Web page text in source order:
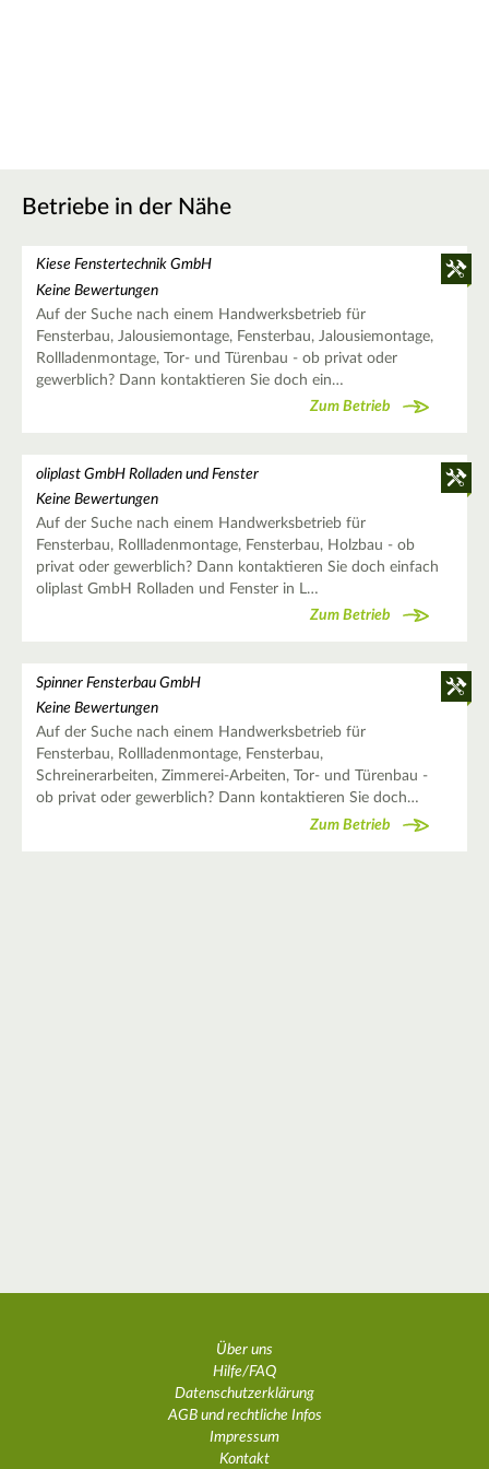
Betriebe in der Nähe
Kiese Fenstertechnik GmbH
Keine Bewertungen
Auf der Suche nach einem Handwerksbetrieb für
Fensterbau, Jalousiemontage, Fensterbau, Jalousiemontage,
Rollladenmontage, Tor- und Türenbau - ob privat oder
gewerblich? Dann kontaktieren Sie doch ein…
Zum Betrieb
oliplast GmbH Rolladen und Fenster
Keine Bewertungen
Auf der Suche nach einem Handwerksbetrieb für
Fensterbau, Rollladenmontage, Fensterbau, Holzbau - ob
privat oder gewerblich? Dann kontaktieren Sie doch einfach
oliplast GmbH Rolladen und Fenster in L…
Zum Betrieb
Spinner Fensterbau GmbH
Keine Bewertungen
Auf der Suche nach einem Handwerksbetrieb für
Fensterbau, Rollladenmontage, Fensterbau,
Schreinerarbeiten, Zimmerei-Arbeiten, Tor- und Türenbau -
ob privat oder gewerblich? Dann kontaktieren Sie doch…
Zum Betrieb
Über uns
Hilfe/FAQ
Datenschutzerklärung
AGB und rechtliche Infos
Impressum
Kontakt